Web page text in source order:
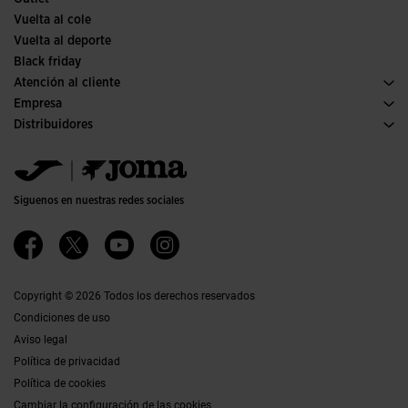
Vuelta al cole
Vuelta al deporte
Black friday
Atención al cliente
Condiciones de compra
Transporte y entrega
Preguntas frecuentes
Empresa
Historia
Política de calidad y medio ambiente
Trabaja con nosotros
Proyectos subvencionados
Canal ético
Distribuidores
Jomanet
Área marketing
Contacto
Siguenos en nuestras redes sociales
Copyright © 2026 Todos los derechos reservados
Condiciones de uso
Aviso legal
Política de privacidad
Política de cookies
Cambiar la configuración de las cookies